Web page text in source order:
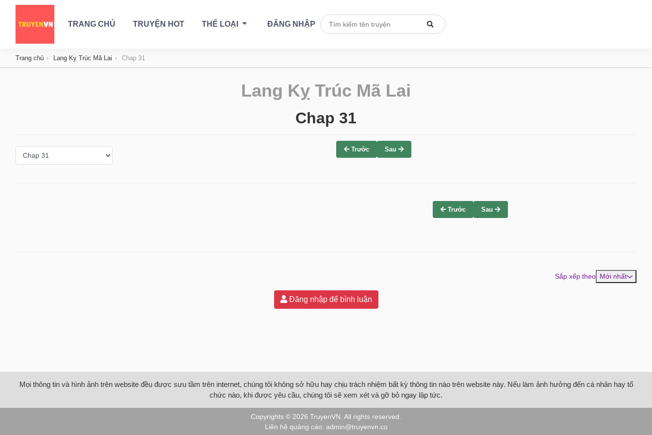
TRANG CHỦ TRUYỆN HOT THỂ LOẠI ĐĂNG NHẬP
Trang chủ Lang Kỵ Trúc Mã Lai Chap 31
Lang Kỵ Trúc Mã Lai
Chap 31
Trước Sau
Trước Sau
Sắp xếp theo Mới nhất
Đăng nhập để bình luận
Mọi thông tin và hình ảnh trên website đều được sưu tầm trên internet, chúng tôi không sở hữu hay chịu trách nhiệm bất kỳ thông tin nào trên website này. Nếu làm ảnh hưởng đến cá nhân hay tổ
chức nào, khi được yêu cầu, chúng tôi sẽ xem xét và gỡ bỏ ngay lập tức.
Copyrights © 2026 TruyenVN . All rights reserved.
Liên hệ quảng cáo: admin@truyenvn.co